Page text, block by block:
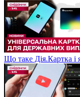
Що таке Дія.Картка і